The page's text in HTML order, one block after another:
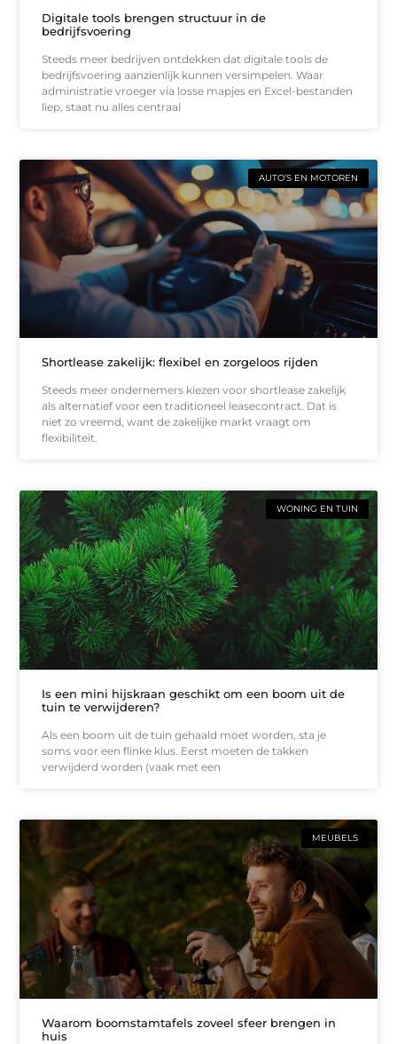
Digitale tools brengen structuur in de
bedrijfsvoering
Steeds meer bedrijven ontdekken dat digitale tools de
bedrijfsvoering aanzienlijk kunnen versimpelen. Waar
administratie vroeger via losse mapjes en Excel-bestanden
liep, staat nu alles centraal
AUTO’S EN MOTOREN
Shortlease zakelijk: flexibel en zorgeloos rijden
Steeds meer ondernemers kiezen voor shortlease zakelijk
als alternatief voor een traditioneel leasecontract. Dat is
niet zo vreemd, want de zakelijke markt vraagt om
flexibiliteit.
WONING EN TUIN
Is een mini hijskraan geschikt om een boom uit de
tuin te verwijderen?
Als een boom uit de tuin gehaald moet worden, sta je
soms voor een flinke klus. Eerst moeten de takken
verwijderd worden (vaak met een
MEUBELS
Waarom boomstamtafels zoveel sfeer brengen in
huis